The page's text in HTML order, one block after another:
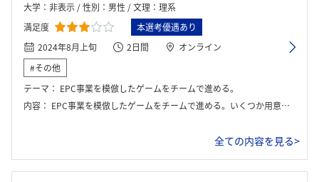
大学：非表示 / 性別：男性 / 文理：理系
満足度
本選考優遇あり
2024年8月上旬
2日間
オンライン
#その他
テーマ： EPC事業を模倣したゲームをチームで進める。
内容： EPC事業を模倣したゲームをチームで進める。いくつか用意された選択肢をもとに順番を決定したり、納期をもとに取捨選択したり、非常に難しい印象だった。
全ての内容を見る>